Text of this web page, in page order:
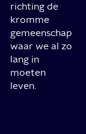
richting de
kromme
gemeenschap
waar we al zo
lang in
moeten
leven.